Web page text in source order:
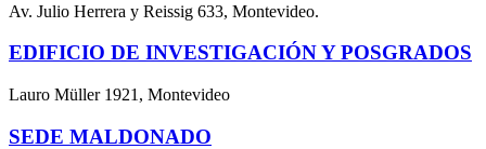
Av. Julio Herrera y Reissig 633, Montevideo.
EDIFICIO DE INVESTIGACIÓN Y POSGRADOS
Lauro Müller 1921, Montevideo
SEDE MALDONADO